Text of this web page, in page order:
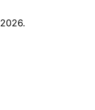
2026.